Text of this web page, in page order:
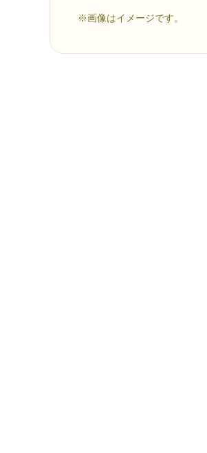
※画像はイメージです。